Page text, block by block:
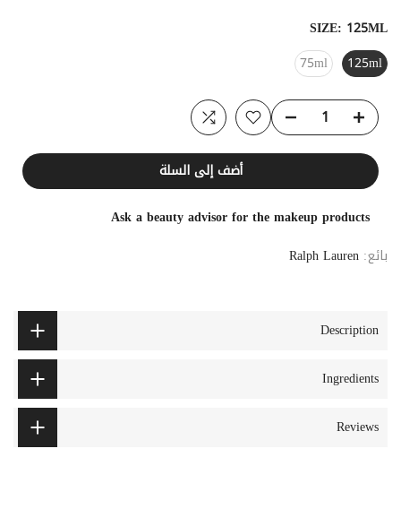
SIZE: 125ML
125ml
75ml
أضف إلى السلة
Ask a beauty advisor for the makeup products
بائع: Ralph Lauren
Description
Ingredients
Reviews